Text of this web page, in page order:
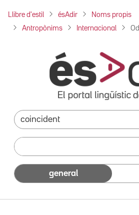
Llibre d'estil ésAdir Noms propis
Antropònims Internacional
general